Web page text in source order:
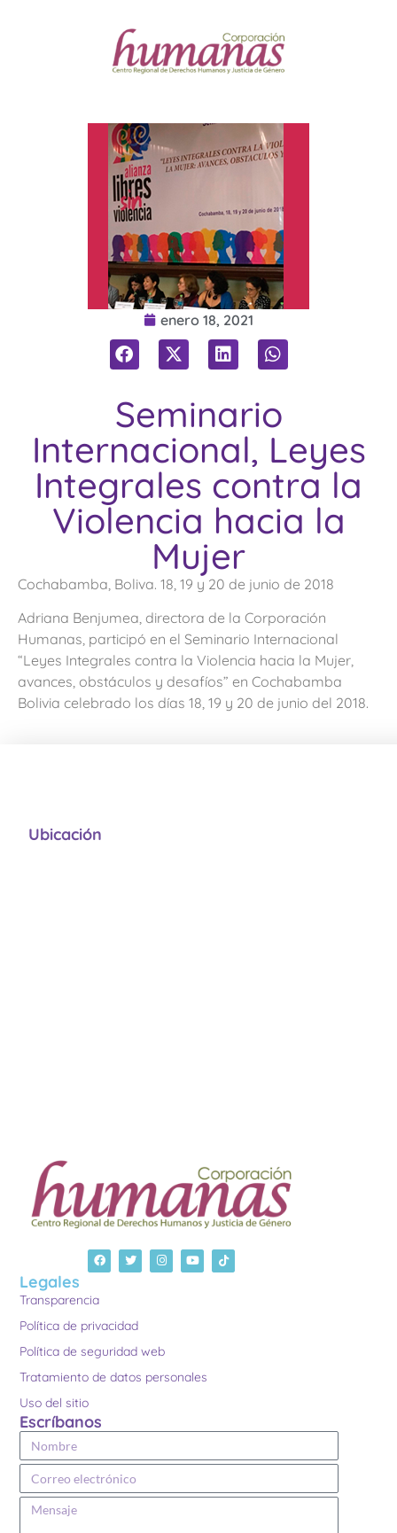
Seminario
Internacional, Leyes
Integrales contra la
Violencia hacia la
Mujer
Cochabamba, Boliva. 18, 19 y 20 de junio de 2018
Adriana Benjumea, directora de la Corporación
Humanas, participó en el Seminario Internacional
“Leyes Integrales contra la Violencia hacia la Mujer,
avances, obstáculos y desafíos” en Cochabamba
Bolivia celebrado los días 18, 19 y 20 de junio del 2018.
enero 18, 2021
Legales
Transparencia
Política de privacidad
Política de seguridad web
Tratamiento de datos personales
Uso del sitio
Escríbanos
Ubicación